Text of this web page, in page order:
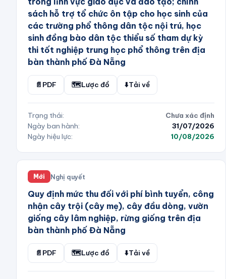
sách hỗ trợ tổ chức ôn tập cho học sinh của
các trường phổ thông dân tộc nội trú, học
sinh đồng bào dân tộc thiểu số tham dự kỳ
thi tốt nghiệp trung học phổ thông trên địa
bàn thành phố Đà Nẵng
📄 PDF 🗺️Lược đồ ⬇️Tải về
Trạng thái:
Chưa xác định
Ngày ban hành:
31/07/2026
Ngày hiệu lực:
10/08/2026
Mới Nghị quyết
Quy định mức thu đối với phí bình tuyển, công
nhận cây trội (cây mẹ), cây đầu dòng, vườn
giống cây lâm nghiệp, rừng giống trên địa
bàn thành phố Đà Nẵng
📄 PDF 🗺️Lược đồ ⬇️Tải về